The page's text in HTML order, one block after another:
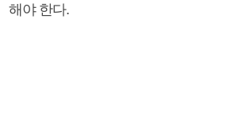
해야 한다.